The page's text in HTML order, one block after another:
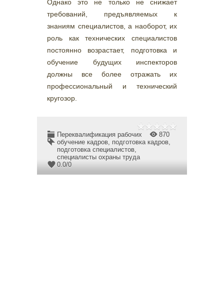
Однако это не только не снижает
требований, предъявляемых к
знаниям специалистов, а наоборот, их
роль как технических специалистов
постоянно возрастает, подготовка и
обучение будущих инспекторов
должны все более отражать их
профессиональный и технический
кругозор.
Переквалификация рабочих
870
обучение кадров, подготовка кадров,
подготовка специалистов,
специалисты охраны труда
0.0/0